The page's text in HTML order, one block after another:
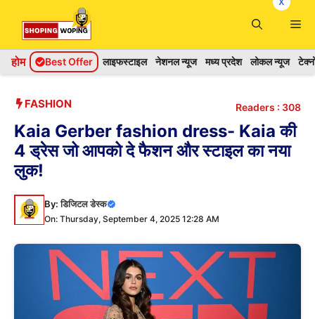
content
होम Best Offer लाइफस्टाइल नेशनल न्यूज मध्य प्रदेश लोकल न्यूज
FASHION Readers : 308
Kaia Gerber fashion dress- Kaia की
4 ड्रेस जो आपको दे फैशन और स्टाइल का नया
लुक!
By:डिजिटल डेस्क
On: Thursday, September 4, 2025 12:28 AM